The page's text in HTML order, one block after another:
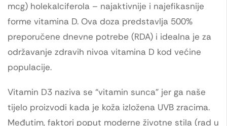
mcg) holekalciferola – najaktivnije i najefikasnije
forme vitamina D. Ova doza predstavlja 500%
preporučene dnevne potrebe (RDA) i idealna je za
održavanje zdravih nivoa vitamina D kod većine
populacije.
Vitamin D3 naziva se “vitamin sunca” jer ga naše
tijelo proizvodi kada je koža izložena UVB zracima.
Međutim, faktori poput moderne životne stila (rad u